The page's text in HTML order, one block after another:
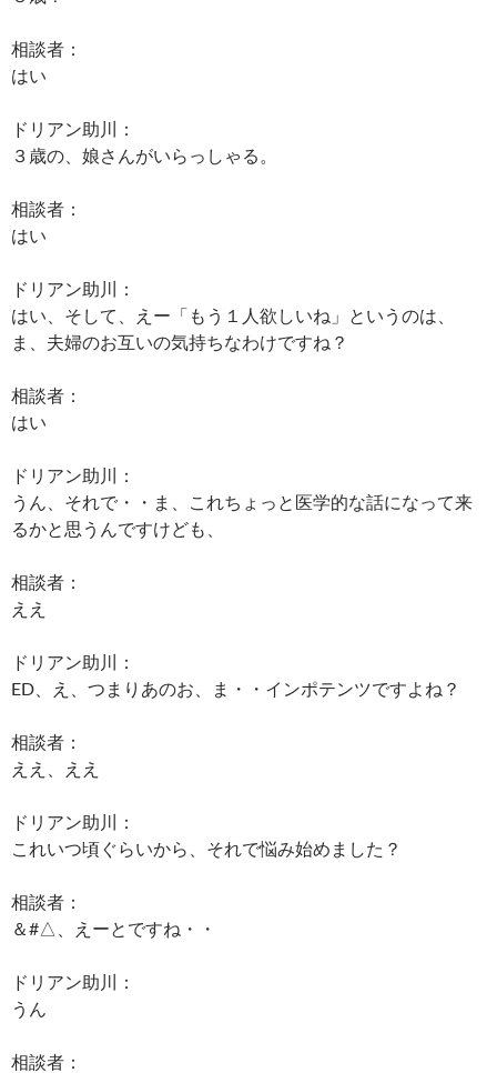
相談者：
はい
ドリアン助川：
３歳の、娘さんがいらっしゃる。
相談者：
はい
ドリアン助川：
はい、そして、えー「もう１人欲しいね」というのは、
ま、夫婦のお互いの気持ちなわけですね？
相談者：
はい
ドリアン助川：
うん、それで・・ま、これちょっと医学的な話になって来
るかと思うんですけども、
相談者：
ええ
ドリアン助川：
ED、え、つまりあのお、ま・・インポテンツですよね？
相談者：
ええ、ええ
ドリアン助川：
これいつ頃ぐらいから、それで悩み始めました？
相談者：
＆#△、えーとですね・・
ドリアン助川：
うん
相談者：